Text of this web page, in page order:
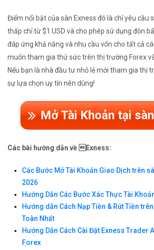
Điểm nổi bật của sàn Exness đó là chỉ yêu cầu
thấp chỉ từ $1 USD và cho phép sử dụng đòn
đáp ứng khả năng và nhu cầu vốn cho tất cả
muốn tham gia thử sức trên thị trường Forex
Nếu bạn là nhà đầu tư nhỏ lẻ mới tham gia thị
sự lựa chọn uy tín nên dùng!
Mở Tài Khoản tại
Các bài hướng dẫn về Exness:
Các Bước Mở Tài Khoản Giao Dịch trên
2026
Hướng Dẫn Các Bước Xác Thực Tài
Hướng dẫn Cách Nạp Tiền & Rút Tiền
Toàn Nhất
Hướng Dẫn Cách Cài Đặt Exness Trader
Forex